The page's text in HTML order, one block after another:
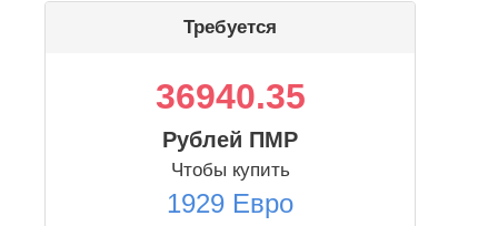
Требуется
36940.35
Рублей ПМР
Чтобы купить
1929 Евро